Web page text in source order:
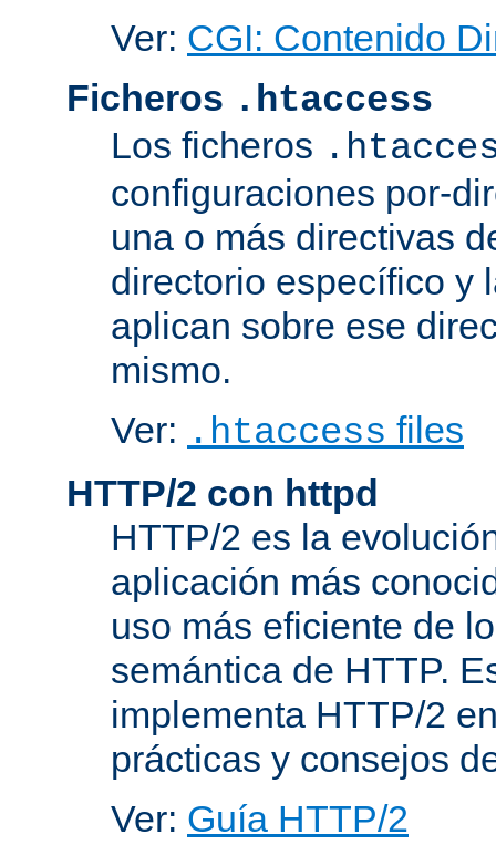
Ver: CGI: Contenido
Ficheros .htaccess
Los ficheros
configuraciones por-
una o más directivas
directorio específico y
aplican sobre ese
mismo.
Ver: .htaccess files
HTTP/2 con httpd
HTTP/2 es la
aplicación más
uso más eficiente de
semántica de HTTP.
implementa HTTP/2
prácticas y consejos
Ver: Guía HTTP/2